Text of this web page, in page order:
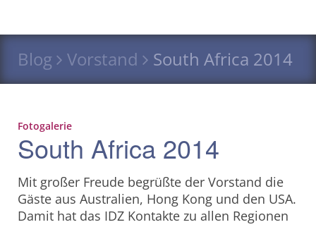
Blog Vorstand South Africa 2014
Fotogalerie
South Africa 2014
Mit großer Freude begrüßte der Vorstand die
Gäste aus Australien, Hong Kong und den USA.
Damit hat das IDZ Kontakte zu allen Regionen